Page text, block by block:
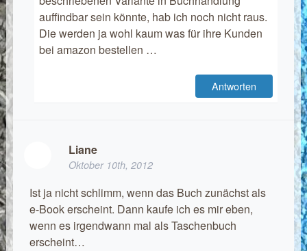
auffindbar sein könnte, hab ich noch nicht raus.
Die werden ja wohl kaum was für ihre Kunden
bei amazon bestellen …
Antworten
Liane
Oktober 10th, 2012
Ist ja nicht schlimm, wenn das Buch zunächst als
e-Book erscheint. Dann kaufe ich es mir eben,
wenn es irgendwann mal als Taschenbuch
erscheint…